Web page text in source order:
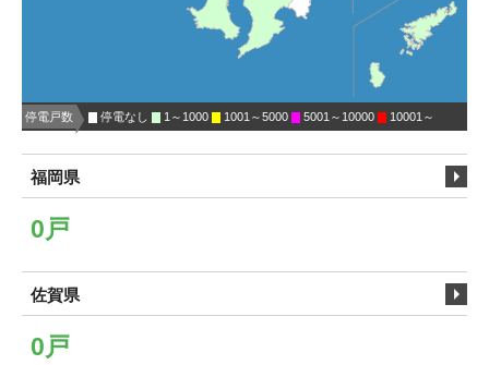
停電戸数 停電なし 1～1000 1001～5000 5001～10000 10001～
福岡県
0戸
佐賀県
0戸